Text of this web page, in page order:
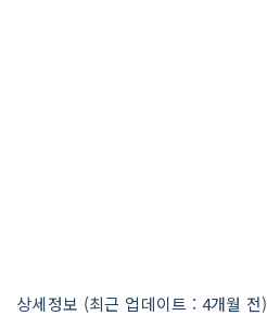
상세정보 (최근 업데이트 : 4개월 전)